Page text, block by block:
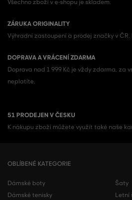
Všechno zboží v e-shopu je skladem.
ZÁRUKA ORIGINALITY
Výhradní zastoupení a prodej značky v ČR.
DOPRAVA A VRÁCENÍ ZDARMA
Doprava nad 1 999 Kč je vždy zdarma, za
neplatíte.
51 PRODEJEN V ČESKU
K nákupu zboží můžete využít také naše
OBLÍBENÉ KATEGORIE
Dámské boty
Dámské tenisky
Šaty
Letní